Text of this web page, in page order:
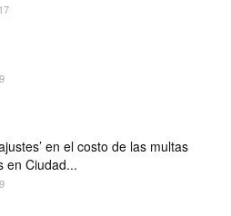
en el costo de las multas
en Ciudad...